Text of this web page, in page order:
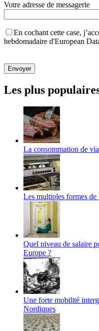
Votre adresse de messagerie
En cochant cette case,
hebdomadaire d'European
laisser
ce
champ
vide.
Les plus
La consommation de
Les multiples formes de
Quel niveau de salaire
Europe ?
Une forte mobilité
Nordiques